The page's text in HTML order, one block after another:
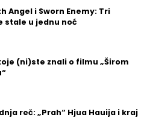
Angel i Sworn Enemy: Tri
stale u jednu noć
(ni)ste znali o filmu „Širom
reč: „Prah“ Hjua Hauija i kraj